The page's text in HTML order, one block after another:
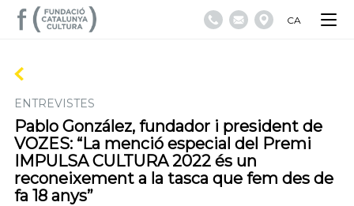
CA
ENTREVISTES
Pablo González, fundador i president de
VOZES: “La menció especial del Premi
IMPULSA CULTURA 2022 és un
reconeixement a la tasca que fem des de
fa 18 anys”